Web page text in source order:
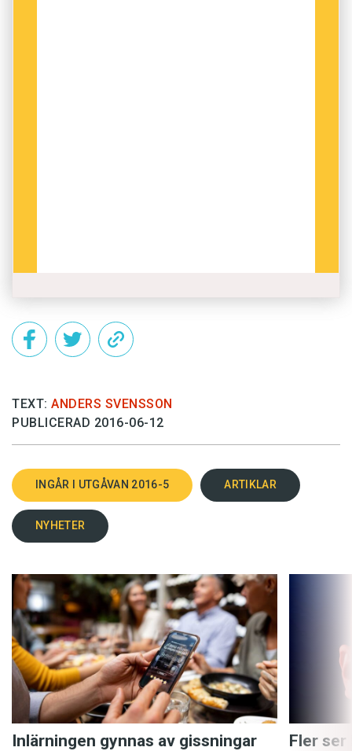
TEXT: ANDERS SVENSSON
PUBLICERAD 2016-06-12
INGÅR I UTGÅVAN 2016-5 ARTIKLAR
NYHETER
Inlärningen gynnas av gissningar Fler